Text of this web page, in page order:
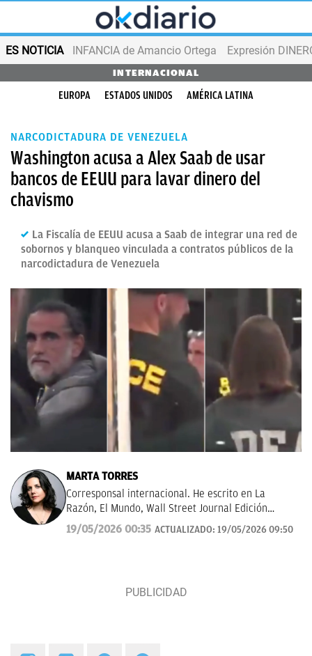
ES NOTICIA INFANCIA de Amancio Ortega Expresión
INTERNACIONAL
EUROPA ESTADOS UNIDOS AMÉRICA LATINA
NARCODICTADURA DE VENEZUELA
Washington acusa a Alex Saab de usar
bancos de EEUU para lavar dinero del
chavismo
La Fiscalía de EEUU acusa a Saab de integrar una red de
sobornos y blanqueo vinculada a contratos públicos de la
narcodictadura de Venezuela
MARTA TORRES
Corresponsal internacional. He escrito en La
Razón, El Mundo, Wall Street Journal Edición
Américas.
19/05/2026 00:35 ACTUALIZADO: 19/05/2026 09:50